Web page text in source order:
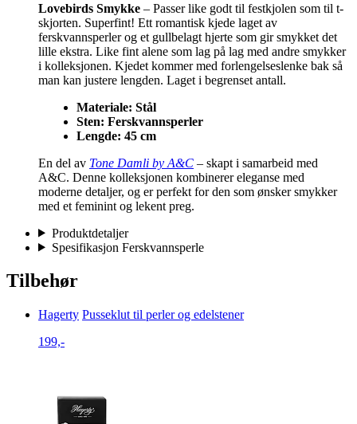
Lovebirds Smykke – Passer like godt til festkjolen som til t-
skjorten. Superfint! Ett romantisk kjede laget av
ferskvannsperler og et gullbelagt hjerte som gir smykket det
lille ekstra. Like fint alene som lag på lag med andre smykker
i kolleksjonen. Kjedet kommer med forlengelseslenke bak så
man kan justere lengden. Laget i begrenset antall.
Materiale: Stål
Sten: Ferskvannsperler
Lengde: 45 cm
En del av Tone Damli by A&C – skapt i samarbeid med
A&C. Denne kolleksjonen kombinerer eleganse med
moderne detaljer, og er perfekt for den som ønsker smykker
med et feminint og lekent preg.
Produktdetaljer
Spesifikasjon Ferskvannsperle
Tilbehør
Hagerty Pusseklut til perler og edelstener
199,-